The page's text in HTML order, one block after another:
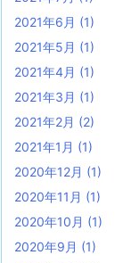
2021年6月 (1)
2021年5月 (1)
2021年4月 (1)
2021年3月 (1)
2021年2月 (2)
2021年1月 (1)
2020年12月 (1)
2020年11月 (1)
2020年10月 (1)
2020年9月 (1)